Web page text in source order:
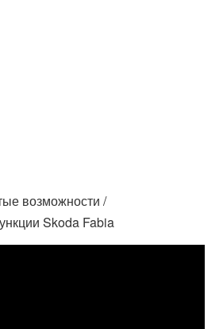
возможности /
Skoda Fabia